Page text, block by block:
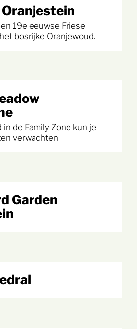
19e eeuwse Friese
bosrijke Oranjewoud.
in de Family Zone kun je
verwachten
Garden